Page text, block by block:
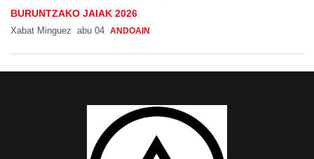
BURUNTZAKO JAIAK 2026
Xabat Minguez abu 04 ANDOAIN